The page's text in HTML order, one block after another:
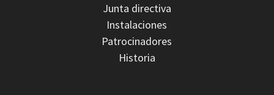
Junta directiva
Instalaciones
Patrocinadores
Historia